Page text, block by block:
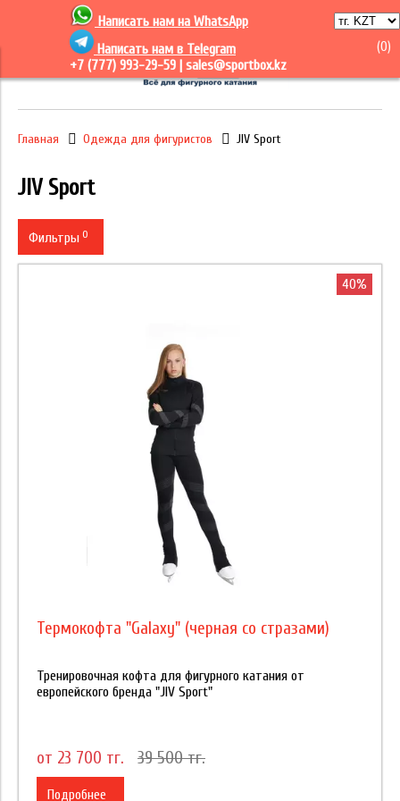
Написать нам на WhatsApp
Написать нам в Telegram
+7 (777) 993-29-59 | sales@sportbox.kz
(0)
Главная Одежда для фигуристов JIV Sport
JIV Sport
Фильтры 0
40%
Термокофта "Galaxy" (черная со стразами)
Тренировочная кофта для фигурного катания от
европейского бренда "JIV Sport"
от 23 700 тг. 39 500 тг.
Подробнее